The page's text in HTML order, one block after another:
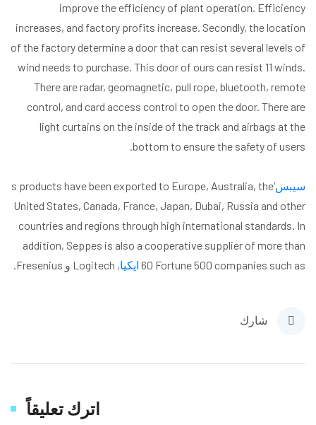
improve the efficiency of plant operation. Efficiency
increases, and factory profits increase. Secondly, the location
of the factory determine a door that can resist several levels of
wind needs to purchase. This door of ours can resist 11 winds.
There are radar, geomagnetic, pull rope, bluetooth, remote
control, and card access control to open the door. There are
light curtains on the inside of the track and airbags at the
bottom to ensure the safety of users.
سيبس‘s products have been exported to Europe, Australia, the
United States, Canada, France, Japan, Dubai, Russia and other
countries and regions through high international standards. In
addition, Seppes is also a cooperative supplier of more than
60 Fortune 500 companies such as ايكيا, Logitech و Fresenius.
شارك
اترك تعليقاً